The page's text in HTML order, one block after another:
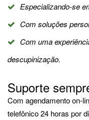
Especializando-se
Com soluções
Com uma
descupinização.
Suporte
Com agendamento on-
telefônico 24 horas por